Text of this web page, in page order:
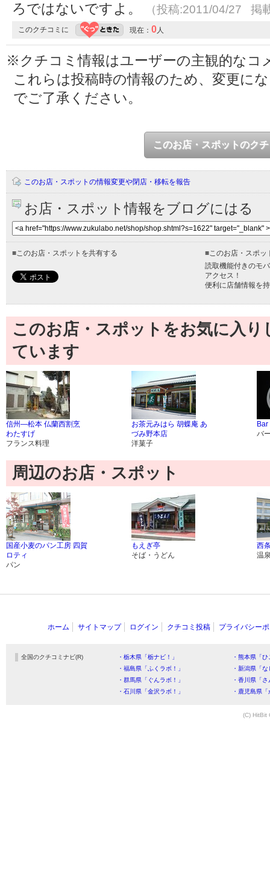
ろではないですよ。
（投稿:2011/04/27 掲
このクチコミに 現在： 0人
※クチコミ情報はユーザーの主観的なコ
これらは投稿時の情報のため、変更に
でご了承ください。
このお店・スポットのク
このお店・スポットの情報変更や閉店・移転を報告
お店・スポット情報をブログにはる
■このお店・スポットを共有する ■このお店・スポッ
読取機能付きのモ
アクセス！
便利に店舗情報を
このお店・スポットをお気に入
ています
信州―松本 仏蘭西割烹
わたすげ
フランス料理
お茶元みはら 胡蝶庵 あ
づみ野本店
洋菓子
バ
周辺のお店・スポット
国産小麦のパン工房 四賀
ロティ
パン
もえぎ亭
そば・うどん
西
温
ホーム サイトマップ ログイン クチコミ投稿 プライバシー
全国のクチコミナビ(R) ・栃木県「栃ナビ！」
・熊本県「
・福島県「ふくラボ！」
・新潟県「
・群馬県「ぐんラボ！」
・香川県「
・石川県「金沢ラボ！」
・鹿児島県
(C) HitBit